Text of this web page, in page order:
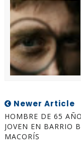
Newer Article
HOMBRE DE 65
JOVEN EN BARRIO
MACORÍS